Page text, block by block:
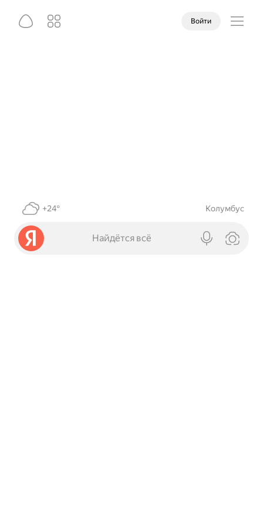
Войти
+24° Колумбус
Найдётся всё